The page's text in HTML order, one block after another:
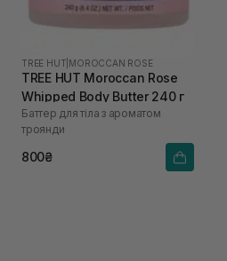
TREE HUT MOROCCAN ROSE
TREE HUT Moroccan Rose
Whipped Body Butter 240 г
Баттер для тіла з ароматом
троянди
800₴